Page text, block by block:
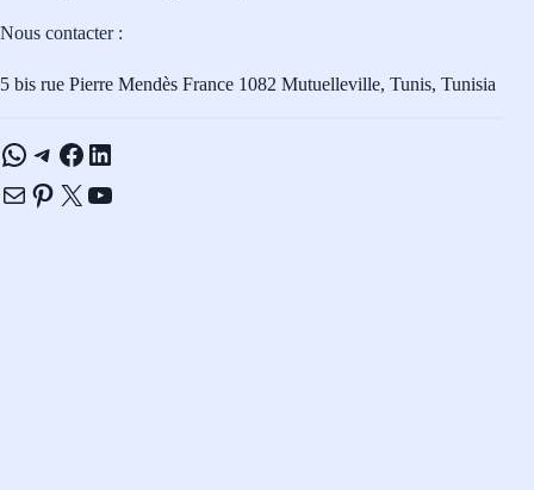
Nous contacter :
5 bis rue Pierre Mendès France 1082 Mutuelleville, Tunis, Tunisia
WhatsApp
Telegram
Facebook
LinkedIn
E-mailPinterest
X YouTube